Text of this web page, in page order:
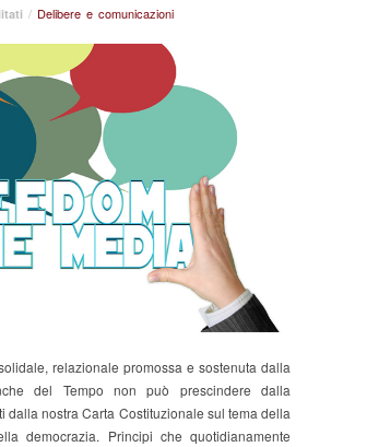
su
libertà
stampa
/ Delibere e comunicazioni
relazionale promossa e sostenuta dalla
del Tempo non può prescindere dalla
nostra Carta Costituzionale sul tema della
democrazia. Principi che quotidianamente